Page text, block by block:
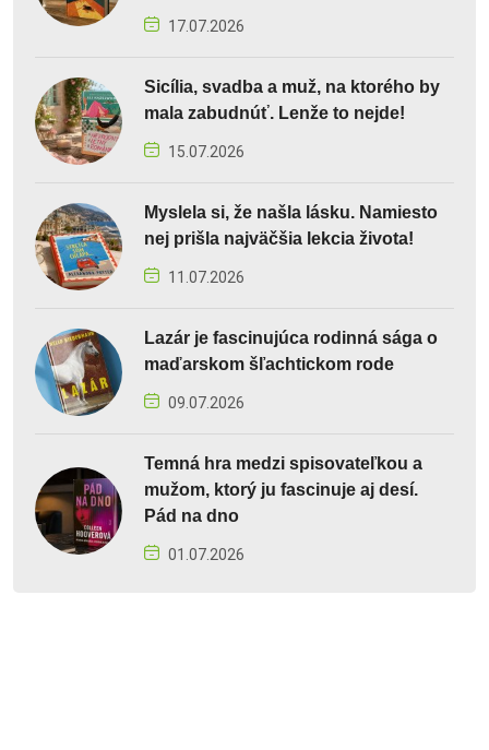
17.07.2026
Sicília, svadba a muž, na ktorého by
mala zabudnúť. Lenže to nejde!
15.07.2026
Myslela si, že našla lásku. Namiesto
nej prišla najväčšia lekcia života!
11.07.2026
Lazár je fascinujúca rodinná sága o
maďarskom šľachtickom rode
09.07.2026
Temná hra medzi spisovateľkou a
mužom, ktorý ju fascinuje aj desí.
Pád na dno
01.07.2026